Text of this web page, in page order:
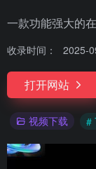
一款功能强大的
收录时间： 2025-
打开网站
视频下载 #